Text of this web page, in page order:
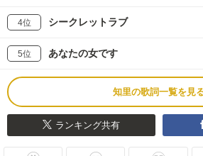
4位 シークレットラブ
5位 あなたの女です
知里の歌詞一覧を見
ランキング共有